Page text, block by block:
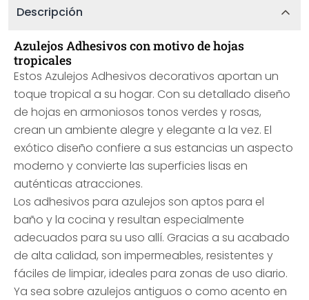
Descripción
Azulejos Adhesivos con motivo de hojas
tropicales
Estos Azulejos Adhesivos decorativos aportan un
toque tropical a su hogar. Con su detallado diseño
de hojas en armoniosos tonos verdes y rosas,
crean un ambiente alegre y elegante a la vez. El
exótico diseño confiere a sus estancias un aspecto
moderno y convierte las superficies lisas en
auténticas atracciones.
Los adhesivos para azulejos son aptos para el
baño y la cocina y resultan especialmente
adecuados para su uso allí. Gracias a su acabado
de alta calidad, son impermeables, resistentes y
fáciles de limpiar, ideales para zonas de uso diario.
Ya sea sobre azulejos antiguos o como acento en